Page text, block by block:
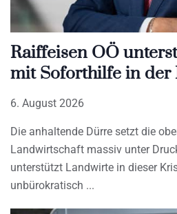
Raiffeisen OÖ
mit Soforthilfe in der
6. August 2026
Die anhaltende Dürre setzt die
Landwirtschaft massiv unter
unterstützt Landwirte in dieser
unbürokratisch